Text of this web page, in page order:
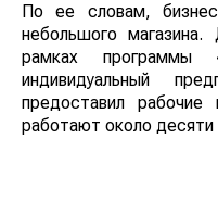
По ее словам,
небольшого
рамках программы
индивидуальный
предоставил
работают около десяти